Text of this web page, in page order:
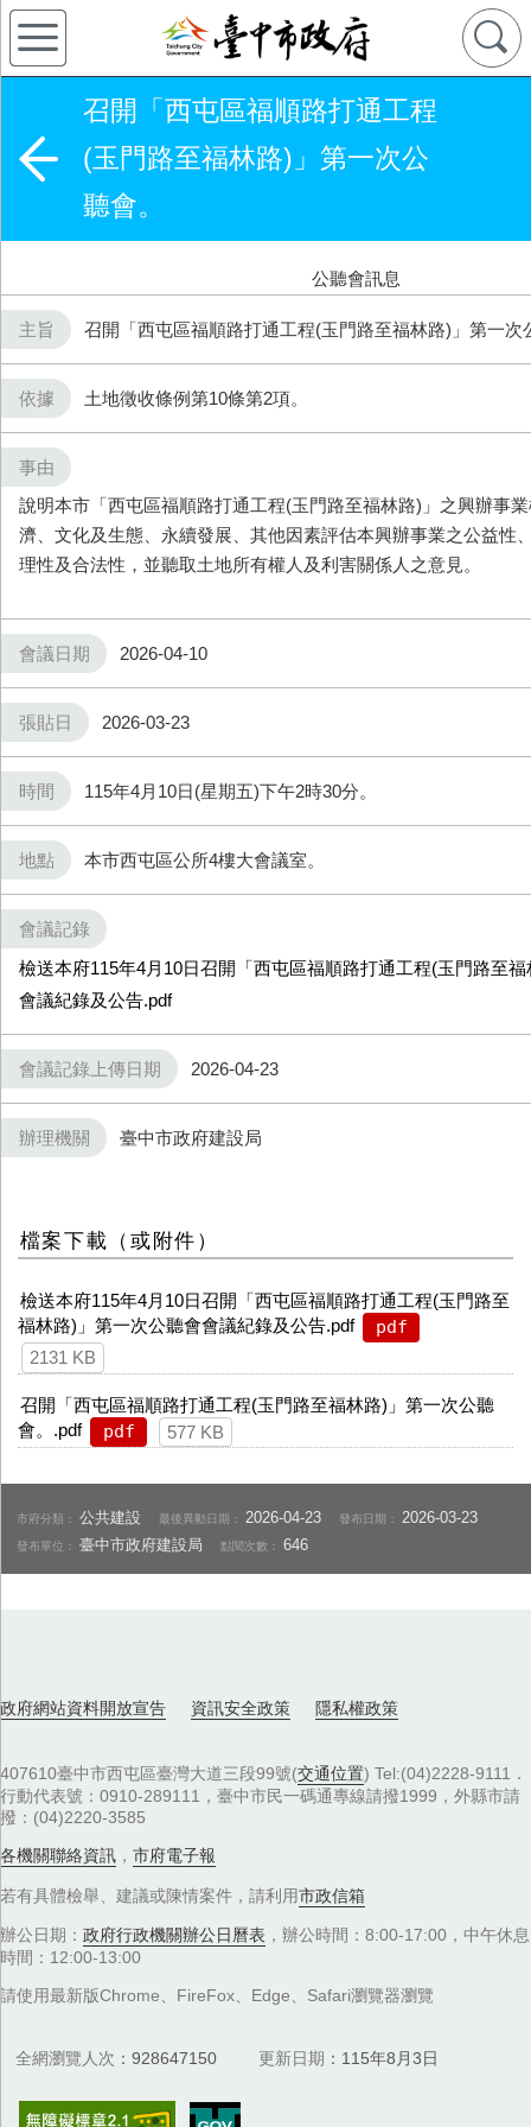
召開「西屯區福順路打通工程
(玉門路至福林路)」第一次公
聽會。
公聽會訊息
主旨 召開「西屯區福順路打通工程(玉門路至福林路)」第一次
依據 土地徵收條例第10條第2項。
事由
說明本市「西屯區福順路打通工程(玉門路至福林路)」之興辦事
濟、文化及生態、永續發展、其他因素評估本興辦事業之公益性
理性及合法性，並聽取土地所有權人及利害關係人之意見。
會議日期 2026-04-10
張貼日 2026-03-23
時間 115年4月10日(星期五)下午2時30分。
地點 本市西屯區公所4樓大會議室。
會議記錄
檢送本府115年4月10日召開「西屯區福順路打通工程(玉門路至
會議紀錄及公告.pdf
會議記錄上傳日期 2026-04-23
辦理機關 臺中市政府建設局
檔案下載（或附件）
檢送本府115年4月10日召開「西屯區福順路打通工程(玉門路至
福林路)」第一次公聽會會議紀錄及公告.pdf
pdf
2131 KB
召開「西屯區福順路打通工程(玉門路至福林路)」第一次公聽
會。.pdf
pdf 577 KB
市府分類：公共建設 最後異動日期： 2026-04-23 發布日期： 2026-03-23
發布單位：臺中市政府建設局 點閱次數：646
政府網站資料開放宣告 資訊安全政策 隱私權政策
407610臺中市西屯區臺灣大道三段99號(交通位置) Tel:(04)2228-9111．
行動代表號：0910-289111，臺中市民一碼通專線請撥1999，外縣市請
撥：(04)2220-3585
各機關聯絡資訊 ， 市府電子報
若有具體檢舉、建議或陳情案件，請利用市政信箱
辦公日期： 政府行政機關辦公日曆表 ，辦公時間：8:00-17:00，中午休息
時間：12:00-13:00
請使用最新版Chrome、FireFox、Edge、Safari瀏覽器瀏覽
全網瀏覽人次 928647150 更新日期 115年8月3日